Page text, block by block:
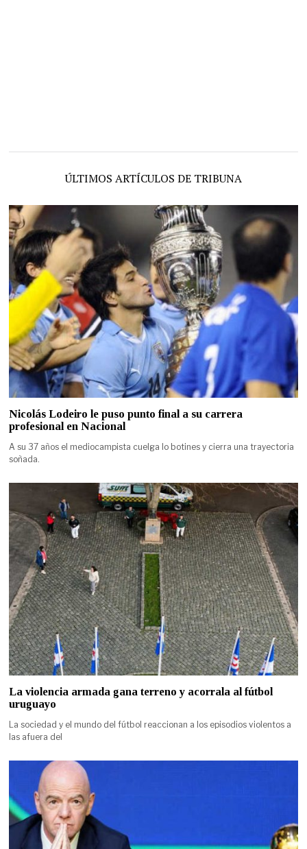
ÚLTIMOS ARTÍCULOS DE TRIBUNA
Nicolás Lodeiro le puso punto final a su carrera
profesional en Nacional
A su 37 años el mediocampista cuelga lo botines y cierra una trayectoria
soñada.
La violencia armada gana terreno y acorrala al fútbol
uruguayo
La sociedad y el mundo del fútbol reaccionan a los episodios violentos a
las afuera del